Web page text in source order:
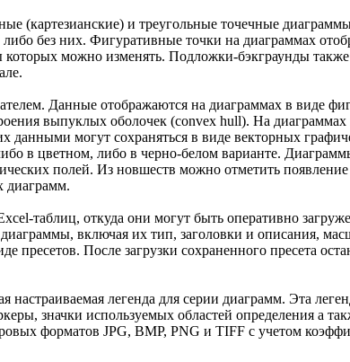
(картезианские) и треугольные точечные
без них. Фигуративные точки на диаграммах
можно изменять. Подложки-бэкграунды
Данные отображаются на диаграммах в виде
выпуклых оболочек (convex hull). На
могут сохраняться в виде векторных
в цветном, либо в черно-белом варианте.
полей. Из новшеств можно отметить
диаграмм.
таблиц, откуда они могут быть оперативно
включая их тип, заголовки и описания,
пресетов. После загрузки сохраненного пресета
легенда для серии диаграмм. Эта
значки используемых областей определения а
форматов JPG, BMP, PNG и TIFF с учетом